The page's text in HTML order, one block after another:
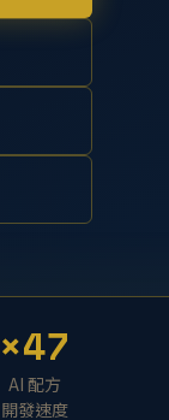
×47
AI 配方
開發速度